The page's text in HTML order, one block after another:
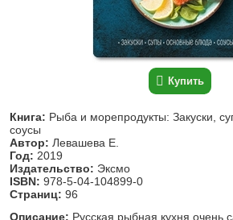
Купить
Книга: Рыба и морепродукты: Закуски,
соусы
Автор: Левашева Е.
Год: 2019
Издательство: Эксмо
ISBN: 978-5-04-104899-0
Страниц: 96
Описание: Русская рыбная кухня очень